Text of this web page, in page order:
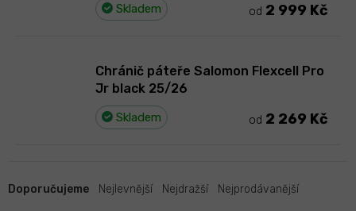
Skladem od 2 999 Kč
Chránič páteře Salomon Flexcell Pro
Jr black 25/26
Skladem od 2 269 Kč
aDoporučujeme Nejlevnější Nejdražší Nejprodávanější